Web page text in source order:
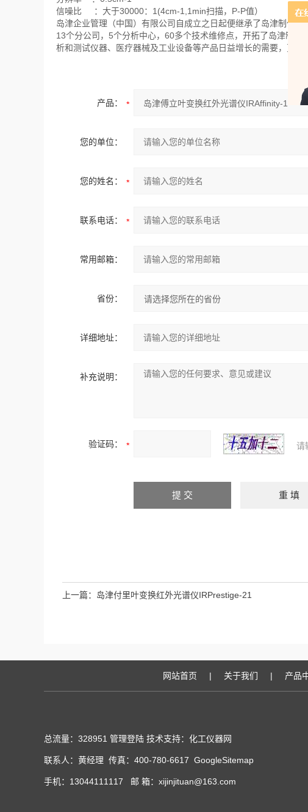
信噪比 ：大于30000：1(4cm-1,1min扫描，P-P值）
岛津企业管理（中国）有限公司自成立之日起便继承了岛津制作
13个分公司，5个分析中心，60多个技术维修点，开拓了岛津制
析和测试仪器、医疗器械及工业设备等产品日益增长的需要，更
产品：
您的单位：
您的姓名：
联系电话：
常用邮箱：
省份：
详细地址：
补充说明：
验证码： 请
上一篇： 岛津付里叶变换红外光谱仪IRPrestige-21
网站首页 | 关于我们 | 产品
总流量：328951 管理登陆 技术支持：化工仪器网
联系人：黄经理 传真：400-780-6617 GoogleSitemap
手机：13044111117 邮 箱：xijinjituan@163.com